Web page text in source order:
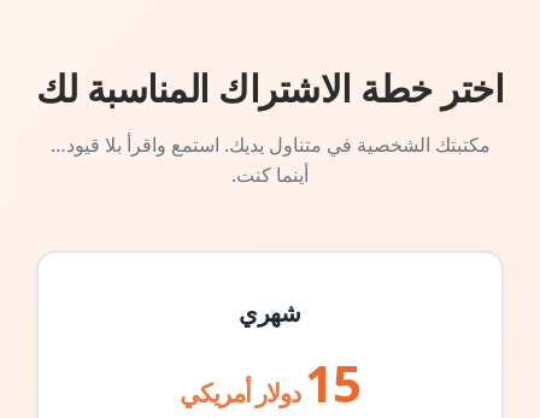
اختر خطة الاشتراك المناسبة لك
مكتبتك الشخصية في متناول يديك. استمع واقرأ بلا قيود…
أينما كنت.
شهري
15 دولار أمريكي